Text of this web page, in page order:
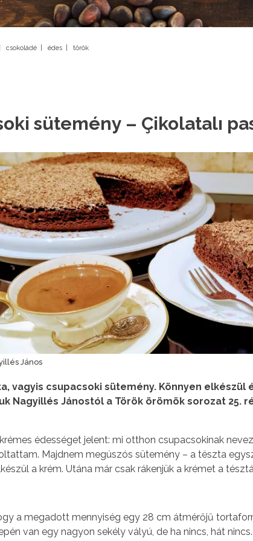
csokoládé édes török
sütemény – Çikolatalı
János
vagyis csupacsoki sütemény. Könnyen elkészül
Nagyillés Jánostól a Török örömök sorozat 25.
édességet jelent: mi otthon csupacsokinak
Majdnem megúszós sütemény – a tészta
a krém. Utána már csak rákenjük a krémet a
a megadott mennyiség egy 28 cm átmérőjű
van egy nagyon sekély vályú, de ha nincs, hát nincs.